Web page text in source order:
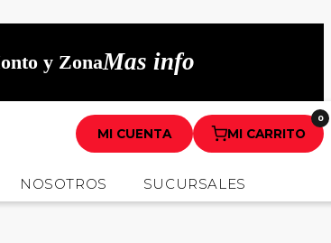
y ZonaMas info
MI CUENTA MI CARRITO
0
NOSOTROS SUCURSALES